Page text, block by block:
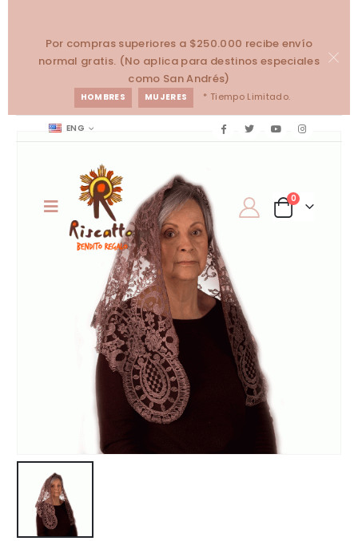
Por compras superiores a $250.000 recibe envío
normal gratis. (No aplica para destinos especiales
como San Andrés)
HOMBRES MUJERES * Tiempo Limitado.
ENG
0